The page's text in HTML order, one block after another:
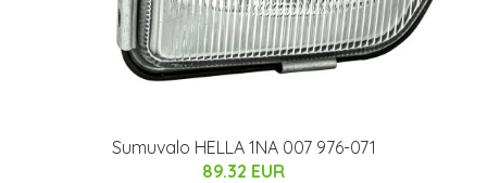
Sumuvalo HELLA 1NA 007 976-071
89.32 EUR